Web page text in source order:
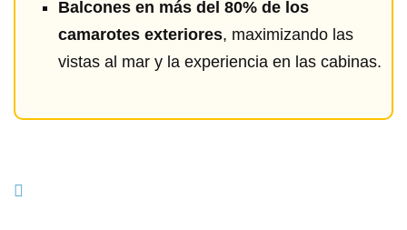
Balcones en más del 80% de los
camarotes exteriores, maximizando las
vistas al mar y la experiencia en las cabinas.